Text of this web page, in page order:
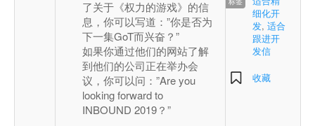
了关于《权力的游戏》的信
息，你可以写道：”你是否为
下一集GoT而兴奋？”
如果你通过他们的网站了解
到他们的公司正在举办会
议，你可以问：”Are you
looking forward to
INBOUND 2019？”
细化开
发, 适合
跟进开
发信
收藏